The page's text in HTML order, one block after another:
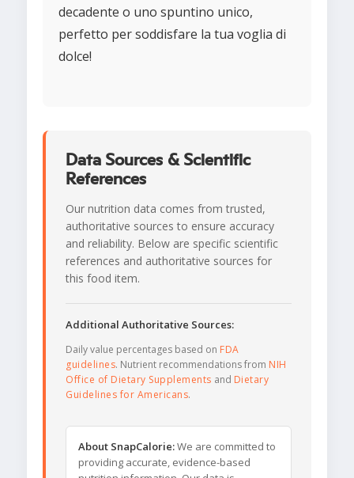
decadente o uno spuntino unico,
perfetto per soddisfare la tua voglia di
dolce!
Data Sources & Scientific
References
Our nutrition data comes from trusted,
authoritative sources to ensure accuracy
and reliability. Below are specific scientific
references and authoritative sources for
this food item.
Additional Authoritative Sources:
Daily value percentages based on FDA
guidelines. Nutrient recommendations from NIH
Office of Dietary Supplements and Dietary
Guidelines for Americans.
About SnapCalorie:We are committed to
providing accurate, evidence-based